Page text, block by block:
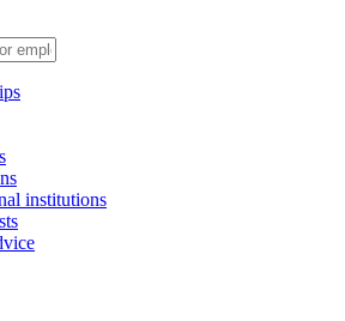
institutions